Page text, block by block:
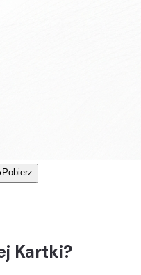
Pobierz
Kartki?